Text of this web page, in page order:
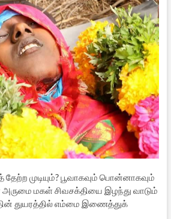
முடியும்? பூவாகவும் பொன்னாகவும்
மகள் சிவசக்தியை இழந்து வாடும்
துயரத்தில் எம்மை இணைத்துக்